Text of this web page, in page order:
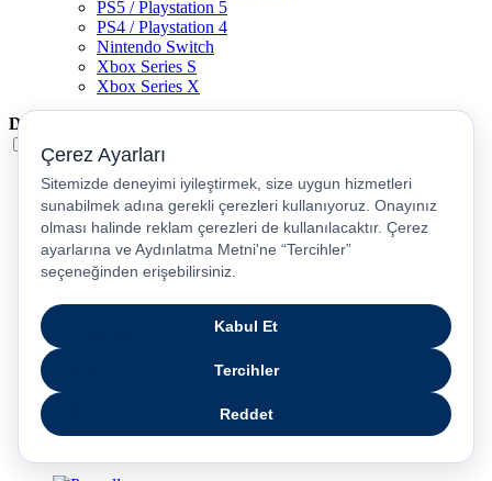
PS5 / Playstation 5
PS4 / Playstation 4
Nintendo Switch
Xbox Series S
Xbox Series X
Dil
Türkçe
English
عربى
русский